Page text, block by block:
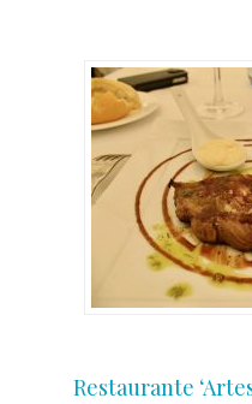
Restaurante